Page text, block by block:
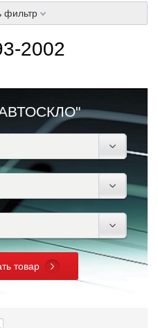
фильтр
2002
товар